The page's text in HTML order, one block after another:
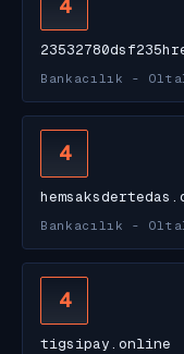
4
Bankacılık -
4
Bankacılık -
4
tigsipay.online